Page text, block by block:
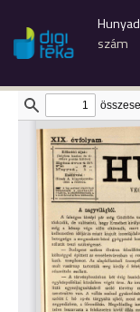
Hunyad
szám